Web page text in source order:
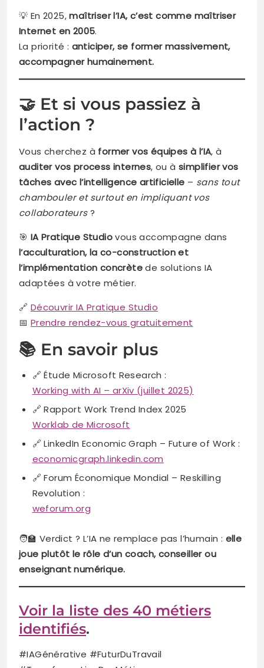
💡 En 2025,maîtriser l’IA, c’est comme maîtriser
Internet en 2005.
La priorité : anticiper, se former massivement,
accompagner humainement.
🤝 Et si vous passiez à
l’action ?
Vous cherchez à former vos équipes à l’IA, à
auditer vos process internes, ou àsimplifier vos
tâches avec l’intelligence artificielle – sans tout
chambouler et surtout en impliquant vos
collaborateurs?
🎯 IA Pratique Studiovous accompagne dans
l’acculturation, la co-construction et
l’implémentation concrètede solutions IA
adaptées à votre métier.
🔗 Découvrir IA Pratique Studio
📅 Prendre rendez-vous gratuitement
📚 En savoir plus
🔗 Étude Microsoft Research :
Working with AI – arXiv (juillet 2025)
🔗 Rapport Work Trend Index 2025
Worklab de Microsoft
🔗 LinkedIn Economic Graph – Future of Work :
economicgraph.linkedin.com
🔗 Forum Économique Mondial – Reskilling
Revolution :
weforum.org
🧑‍🏫 Verdict ? L’IA ne remplace pas l’humain : elle
joue plutôt le rôle d’un coach, conseiller ou
enseignant numérique.
Voir la liste des 40 métiers
identifiés.
#IAGénérative #FuturDuTravail